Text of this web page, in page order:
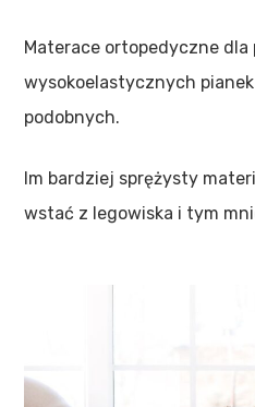
Materace ortopedyczne dla
wysokoelastycznych
podobnych.
Im bardziej sprężysty
wstać z legowiska i tym